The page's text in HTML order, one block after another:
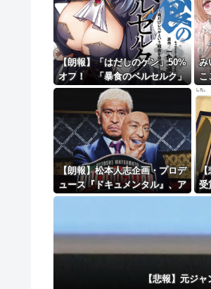
白石「あ、あきら様……
8/4のニュース
日本旅行キャンセルすべ
更新中止のお知らせ
海外「おめでとうタキ
【朗報】「はだしのゲン」50%
オフ！ 「暴食のベルセルク」
14巻無料ｗｗｗｗｗｗ
み
こ
【朗報】松本人志企画・プロデ
ュース『ドキュメンタル』、ア
メリカで初の制作が決定！ 海
【
受
理
【悲報】元ジ